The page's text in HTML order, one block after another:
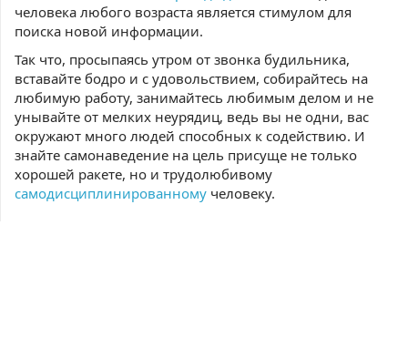
человека любого возраста является стимулом для
поиска новой информации.
Так что, просыпаясь утром от звонка будильника,
вставайте бодро и с удовольствием, собирайтесь на
любимую работу, занимайтесь любимым делом и не
унывайте от мелких неурядиц, ведь вы не одни, вас
окружают много людей способных к содействию. И
знайте самонаведение на цель присуще не только
хорошей ракете, но и трудолюбивому
самодисциплинированному человеку.